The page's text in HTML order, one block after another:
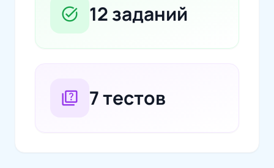
task_alt 12 заданий
quiz 7 тестов